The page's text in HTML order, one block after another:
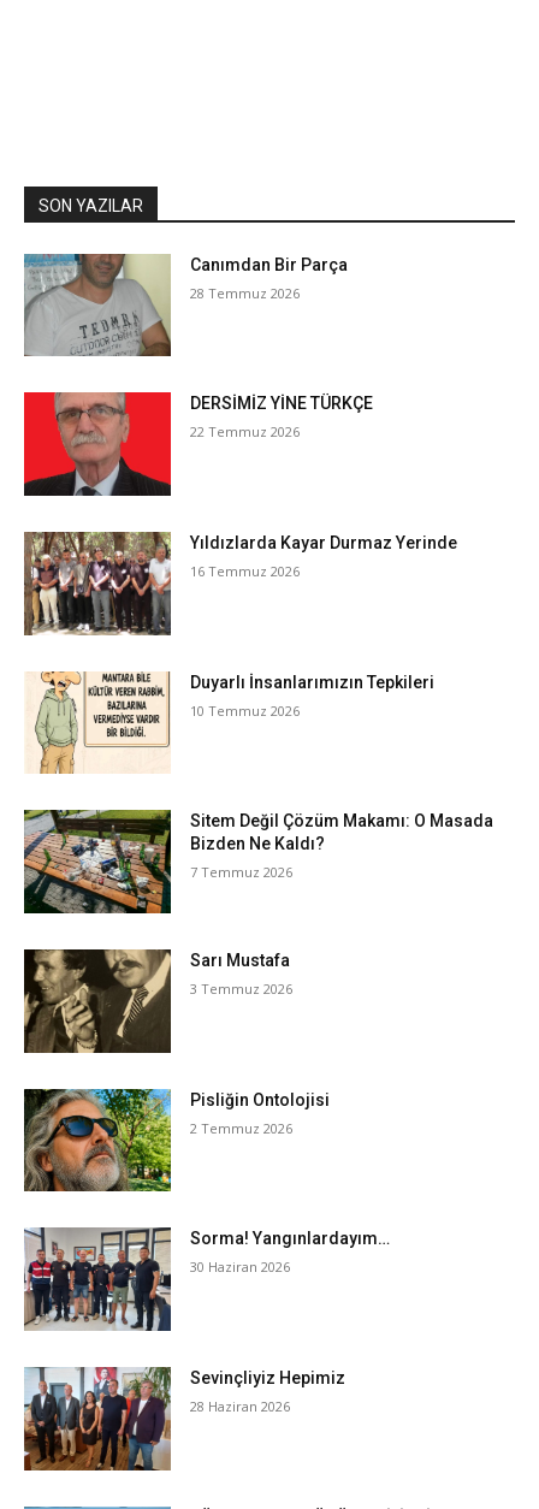
SON YAZILAR
Canımdan Bir Parça
28 Temmuz 2026
DERSİMİZ YİNE TÜRKÇE
22 Temmuz 2026
Yıldızlarda Kayar Durmaz Yerinde
16 Temmuz 2026
Duyarlı İnsanlarımızın Tepkileri
10 Temmuz 2026
Sitem Değil Çözüm Makamı: O Masada
Bizden Ne Kaldı?
7 Temmuz 2026
Sarı Mustafa
3 Temmuz 2026
Pisliğin Ontolojisi
2 Temmuz 2026
Sorma! Yangınlardayım…
30 Haziran 2026
Sevinçliyiz Hepimiz
28 Haziran 2026